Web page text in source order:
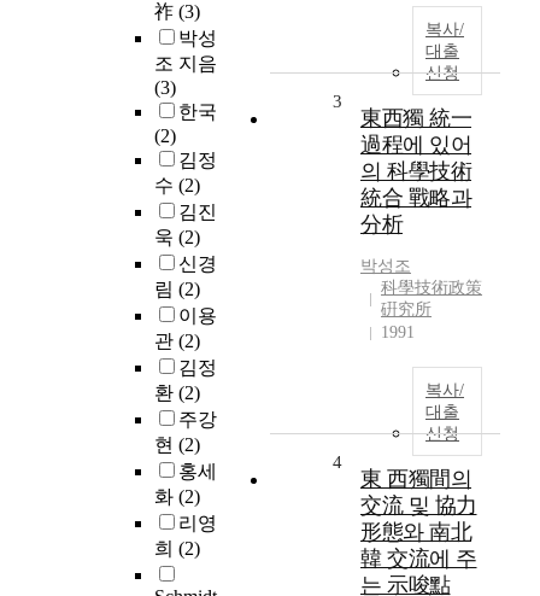
祚 (3)
박성
조 지음
(3)
한국
(2)
김정
수 (2)
김진
욱 (2)
신경
림 (2)
이용
관 (2)
김정
환 (2)
주강
현 (2)
홍세
화 (2)
리영
희 (2)
복사/
대출
신청
3
東西獨 統一
過程에 있어
의 科學技術
統合 戰略과
分析
박성조
科學技術政策
硏究所
1991
복사/
대출
신청
4
東 西獨間의
交流 및 協力
形態와 南北
韓 交流에 주
는 示唆點